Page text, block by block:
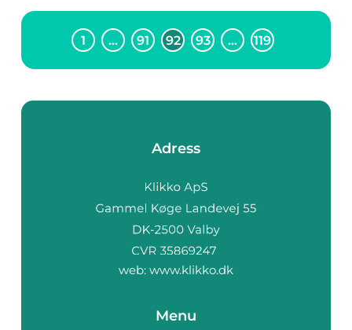
1 … 91 92 93 … 119
Adress
web: www.klikko.dk
Menu